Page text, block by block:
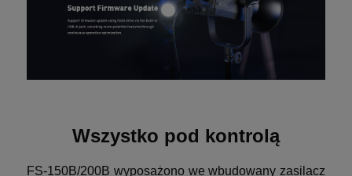
Wszystko pod kontrolą
FS-150B/200B wyposażono we wbudowany zasilacz